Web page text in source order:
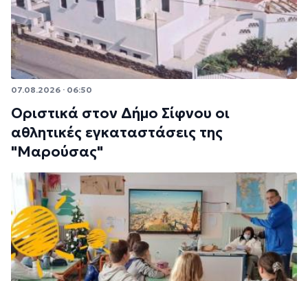
07.08.2026 · 06:50
Οριστικά στον Δήμο Σίφνου οι
αθλητικές εγκαταστάσεις της
"Μαρούσας"